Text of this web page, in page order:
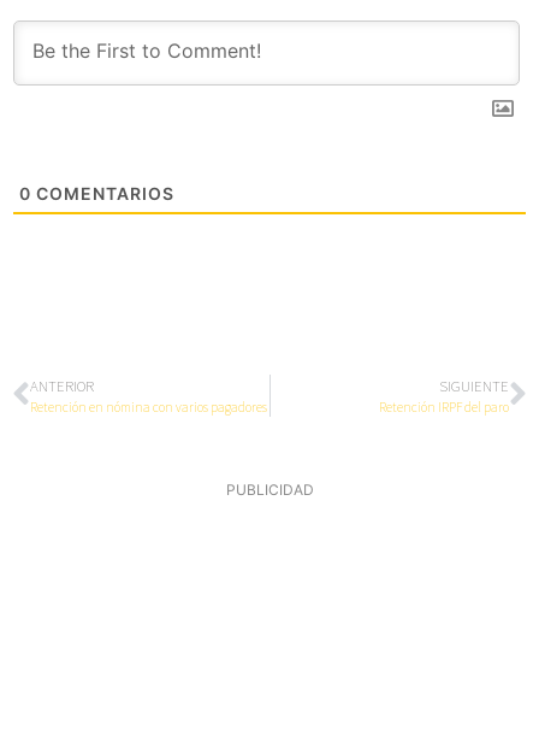
0 COMENTARIOS
ANTERIOR
Retención en nómina con varios pagadores
SIGUIENTE
Retención IRPF del paro
PUBLICIDAD